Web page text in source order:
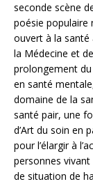
seconde scène
poésie populaire
ouvert à la santé
la Médecine et
prolongement
en santé
domaine de la
santé pair, une
d’Art du soin en
pour l’élargir à
personnes
de situation de